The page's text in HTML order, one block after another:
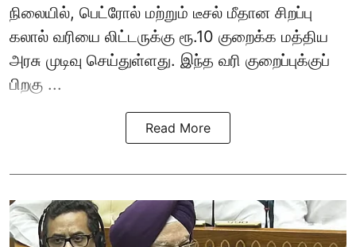
நிலையில், பெட்ரோல் மற்றும் டீசல் மீதான சிறப்பு
கலால் வரியை லிட்டருக்கு ரூ.10 குறைக்க மத்திய
அரசு முடிவு செய்துள்ளது. இந்த வரி குறைப்புக்குப்
பிறகு ...
Read More